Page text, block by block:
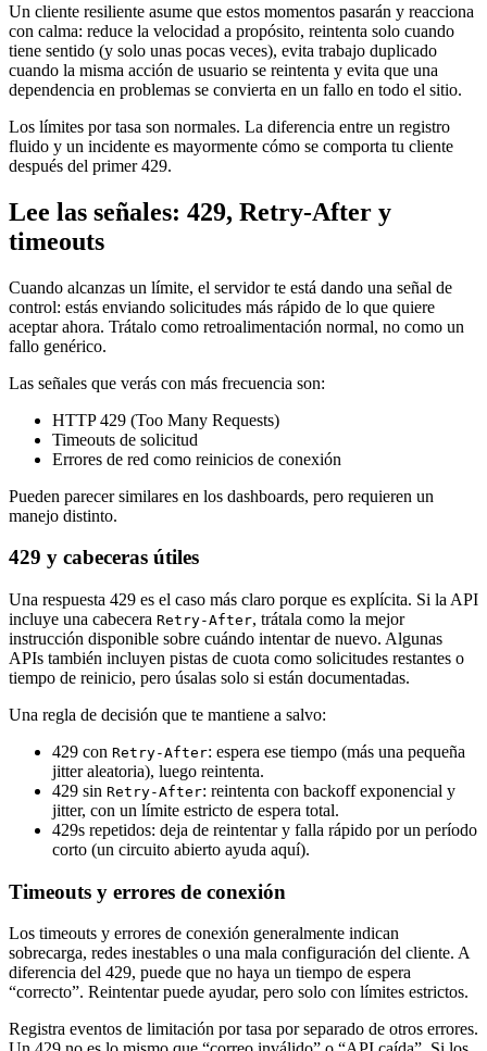
Un cliente resiliente asume que estos momentos pasarán y reacciona
con calma: reduce la velocidad a propósito, reintenta solo cuando
tiene sentido (y solo unas pocas veces), evita trabajo duplicado
cuando la misma acción de usuario se reintenta y evita que una
dependencia en problemas se convierta en un fallo en todo el sitio.
Los límites por tasa son normales. La diferencia entre un registro
fluido y un incidente es mayormente cómo se comporta tu cliente
después del primer 429.
Lee las señales: 429, Retry-After y
timeouts
Cuando alcanzas un límite, el servidor te está dando una señal de
control: estás enviando solicitudes más rápido de lo que quiere
aceptar ahora. Trátalo como retroalimentación normal, no como un
fallo genérico.
Las señales que verás con más frecuencia son:
HTTP 429 (Too Many Requests)
Timeouts de solicitud
Errores de red como reinicios de conexión
Pueden parecer similares en los dashboards, pero requieren un
manejo distinto.
429 y cabeceras útiles
Una respuesta 429 es el caso más claro porque es explícita. Si la API
incluye una cabecera Retry-After, trátala como la mejor
instrucción disponible sobre cuándo intentar de nuevo. Algunas
APIs también incluyen pistas de cuota como solicitudes restantes o
tiempo de reinicio, pero úsalas solo si están documentadas.
Una regla de decisión que te mantiene a salvo:
429 con Retry-After: espera ese tiempo (más una pequeña
jitter aleatoria), luego reintenta.
429 sin Retry-After: reintenta con backoff exponencial y
jitter, con un límite estricto de espera total.
429s repetidos: deja de reintentar y falla rápido por un período
corto (un circuito abierto ayuda aquí).
Timeouts y errores de conexión
Los timeouts y errores de conexión generalmente indican
sobrecarga, redes inestables o una mala configuración del cliente. A
diferencia del 429, puede que no haya un tiempo de espera
“correcto”. Reintentar puede ayudar, pero solo con límites estrictos.
Registra eventos de limitación por tasa por separado de otros errores.